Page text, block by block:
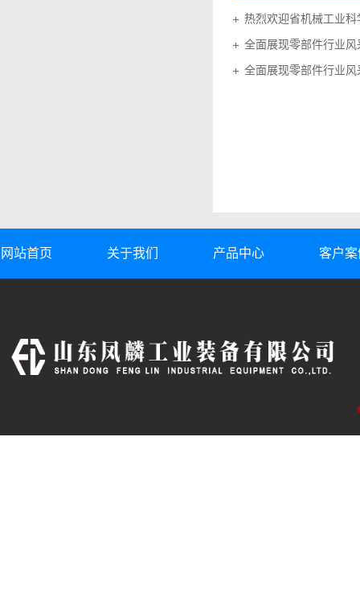
全面展现零部件行业
全面展现零部件行业
网站首页 关于我们 产品中心 客户案